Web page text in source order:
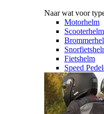
Naar wat voor
Motorhelm
Scooterhelm
Fietshelm
Speed